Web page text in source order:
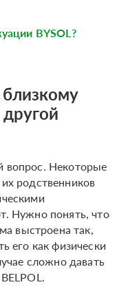
BYSOL?
вопрос. Некоторые
родственников
Нужно понять, что
выстроена так,
его как физически
сложно давать